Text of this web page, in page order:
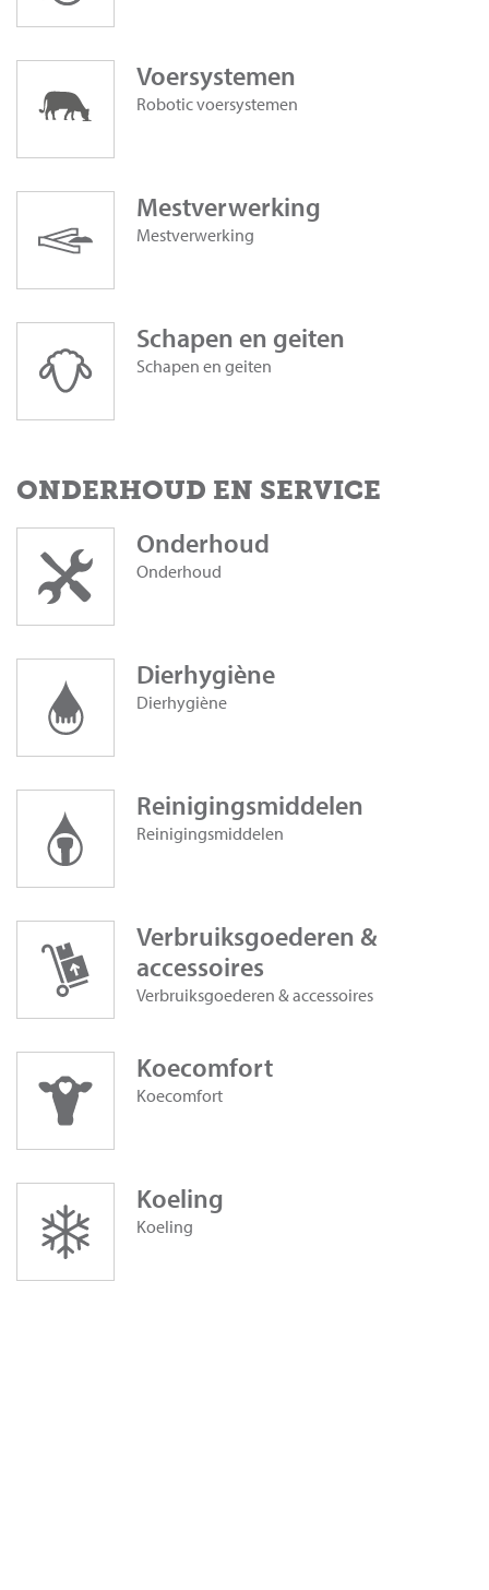
Voersystemen
Robotic voersystemen
Mestverwerking
Mestverwerking
Schapen en geiten
Schapen en geiten
ONDERHOUD EN SERVICE
Onderhoud
Onderhoud
Dierhygiène
Dierhygiène
Reinigingsmiddelen
Reinigingsmiddelen
Verbruiksgoederen &
accessoires
Verbruiksgoederen & accessoires
Koecomfort
Koecomfort
Koeling
Koeling